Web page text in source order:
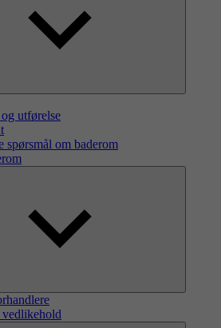
utførelse
spørsmål om baderom